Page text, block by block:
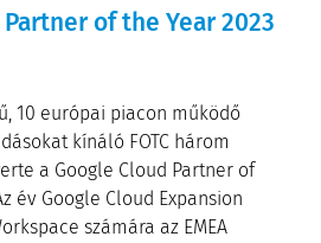
of the Year 2023
10 európai piacon működő
kínáló FOTC három
a Google Cloud Partner of
év Google Cloud Expansion
számára az EMEA